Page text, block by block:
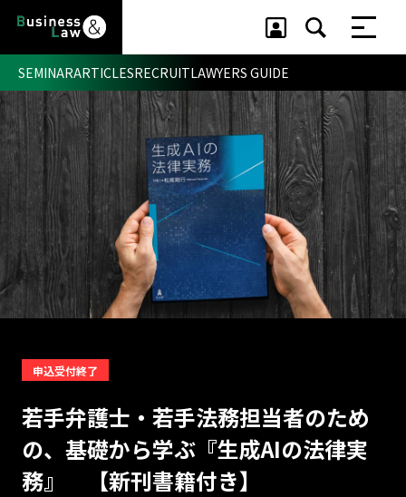
セミナー ・ 記事
記事
リクルート
SEMINARARTICLESRECRUITLAWYERS GUIDE
申込受付終了
若手弁護士・若手法務担当者のため
の、基礎から学ぶ『生成AIの法律実
務』 【新刊書籍付き】